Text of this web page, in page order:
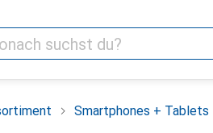
Smartphones + Tablets